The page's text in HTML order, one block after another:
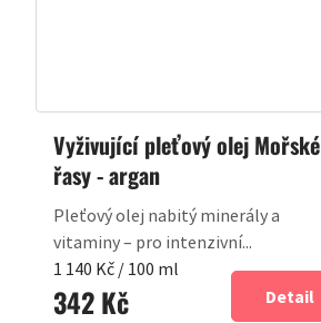
Vyživující pleťový olej Mořské
řasy - argan
342 Kč
Měrná
cena:
1 140 Kč / 100 ml
Detail
Pleťový olej nabitý minerály a
vitaminy – pro intenzivní...